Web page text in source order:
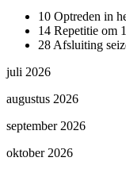
10 Optreden in
14 Repetitie om
28 Afsluiting
juli 2026
augustus 2026
september 2026
oktober 2026